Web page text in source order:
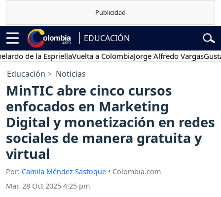
EDUCACIÓN
de la EspriellaVuelta a ColombiaJorge Alfredo VargasGustavo
Educación Noticias
MinTIC abre cinco cursos
enfocados en Marketing
Digital y monetización en redes
sociales de manera gratuita y
virtual
Por: Camila Méndez Sastoque • Colombia.com
Mar, 28 Oct 2025 4:25 pm